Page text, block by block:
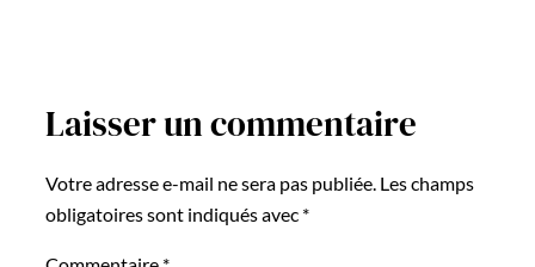
Laisser un commentaire
Votre adresse e-mail ne sera pas publiée. Les champs
obligatoires sont indiqués avec *